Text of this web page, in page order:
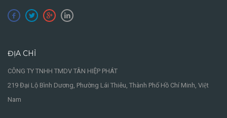
ĐỊA CHỈ
CÔNG TY TNHH TMDV TÂN HIỆP PHÁT
219 Đại Lộ Bình Dương, Phường Lái Thiêu, Thành Phố Hồ Chí Minh, Việt
Nam